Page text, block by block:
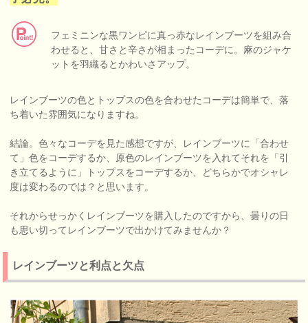
フェミニンな黒ワンピに真っ赤なレインブーツを組み合
わせると、甘さと辛さが相まったコーデに。麻のジャケ
ットを羽織るとかわいさアップ。
レインブーツの色とトップスの色を合わせたコーデは簡単で、落
ち着いた雰囲気になりますね。
結論。色々なコーデを見た感想ですが、レインブーツに「合わせ
て」色をコーデするか、原色のレインブーツを入れてそれを「引
き立てるように」トップスをコーデするか、どちらかでオシャレ
度は変わるのでは？と思います。
それからせっかくレインブーツを購入したのですから、曇りの日
も思い切ってレインブーツで出かけてみませんか？
レインブーツと利点と欠点